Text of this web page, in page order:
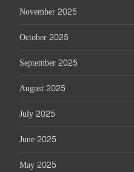
November 2025
October 2025
September 2025
August 2025
July 2025
June 2025
May 2025